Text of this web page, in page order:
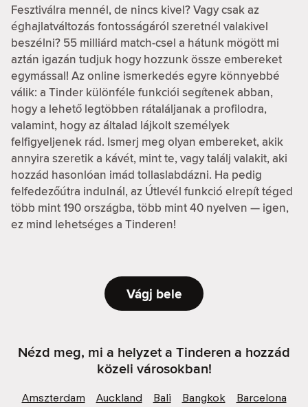
Fesztiválra mennél, de nincs kivel? Vagy csak az
éghajlatváltozás fontosságáról szeretnél valakivel
beszélni? 55 milliárd match-csel a hátunk mögött mi
aztán igazán tudjuk hogy hozzunk össze embereket
egymással! Az online ismerkedés egyre könnyebbé
válik: a Tinder különféle funkciói segítenek abban,
hogy a lehető legtöbben rátaláljanak a profilodra,
valamint, hogy az általad lájkolt személyek
felfigyeljenek rád. Ismerj meg olyan embereket, akik
annyira szeretik a kávét, mint te, vagy találj valakit, aki
hozzád hasonlóan imád tollaslabdázni. Ha pedig
felfedezőútra indulnál, az Útlevél funkció elrepít téged
több mint 190 országba, több mint 40 nyelven — igen,
ez mind lehetséges a Tinderen!
Vágj bele
Nézd meg, mi a helyzet a Tinderen a hozzád
közeli városokban!
Amszterdam Auckland Bali Bangkok
Barcelona